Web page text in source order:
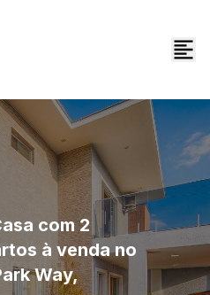
com 2
à venda no
Way,